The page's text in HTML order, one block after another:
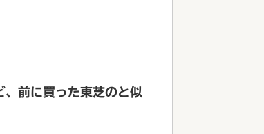
前に買った東芝のと似